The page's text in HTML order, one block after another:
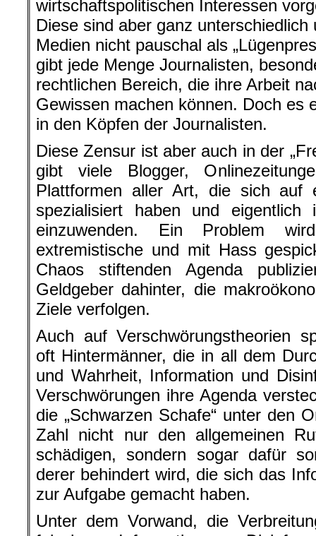
wirtschaftspolitischen Interessen
Diese sind aber ganz
Medien nicht pauschal als
gibt jede Menge Journalisten,
rechtlichen Bereich, die ihre Arbeit
Gewissen machen können. Doch es
in den Köpfen der Journalisten.
Diese Zensur ist aber auch in der
gibt viele Blogger,
Plattformen aller Art, die sich auf
spezialisiert haben und
einzuwenden. Ein Problem
extremistische und mit Hass
Chaos stiftenden Agenda
Geldgeber dahinter, die
Ziele verfolgen.
Auch auf Verschwörungstheorien
oft Hintermänner, die in all dem
und Wahrheit, Information und
Verschwörungen ihre Agenda
die „Schwarzen Schafe“ unter den
Zahl nicht nur den allgemeinen
schädigen, sondern sogar dafür
derer behindert wird, die sich das
zur Aufgabe gemacht haben.
Unter dem Vorwand, die